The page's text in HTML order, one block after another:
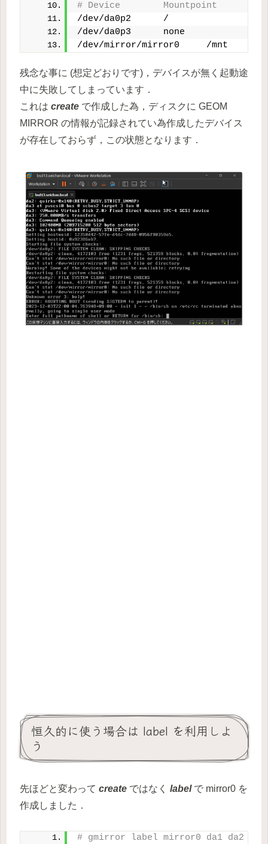
# Device        Mountpoint
/dev/da0p2      /
/dev/da0p3      none
/dev/mirror/mirror0     /mnt
残念な事に (想定どおりです)，デバイスが無く起動途
中に失敗してしまっています．
これは create で作成した為，ディスクに GEOM
MIRROR の情報が記録されてい為作成したデバイス
が存在しておらず，この状態となります．
恒久的に使う場合は label を利用しよ
う
先ほどと変わって create ではなく labelで mirror0 を
作成しました．
# gmirror label mirror0 da1 da2